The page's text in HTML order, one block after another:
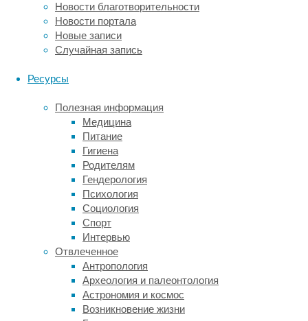
Новости благотворительности
Новости портала
Новые записи
Случайная запись
Ресурсы
Полезная информация
Медицина
Питание
Гигиена
Родителям
Гендерология
Психология
Социология
Спорт
Интервью
Отвлеченное
Антропология
Археология и палеонтология
Астрономия и космос
Возникновение жизни
позволяли
людей
совершении
ошибки.
Эксперимент
1971
году
провел
американский
психолог
Филипп
Зимбардо.
Он
набрал
24
студента,